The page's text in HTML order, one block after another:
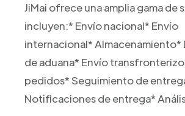
JiMai ofrece una amplia gama de
incluyen:* Envío nacional* Envío
internacional* Almacenamiento*
de aduana* Envío
pedidos* Seguimiento de
Notificaciones de entrega*